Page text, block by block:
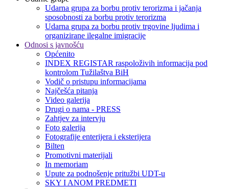
Udarna grupa za borbu protiv terorizma i jačanja
sposobnosti za borbu protiv terorizma
Udarna grupa za borbu protiv trgovine ljudima i
organizirane ilegalne imigracije
Odnosi s javnošću
Općenito
INDEX REGISTAR raspoloživih informacija pod
kontrolom Tužilaštva BiH
Vodič o pristupu informacijama
Najčešća pitanja
Video galerija
Drugi o nama - PRESS
Zahtjev za intervju
Foto galerija
Fotografije enterijera i eksterijera
Bilten
Promotivni materijali
In memoriam
Upute za podnošenje pritužbi UDT-u
SKY I ANOM PREDMETI